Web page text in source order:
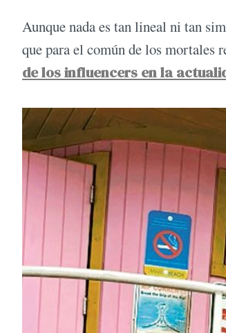
Aunque nada es tan lineal ni tan
que para el común de los mortales
de los influencers en la